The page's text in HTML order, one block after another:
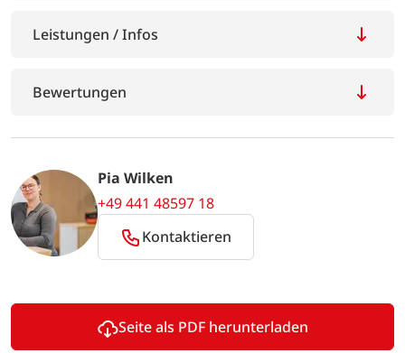
Leistungen / Infos
Bewertungen
Pia Wilken
+49 441 48597 18
Kontaktieren
Seite als PDF herunterladen